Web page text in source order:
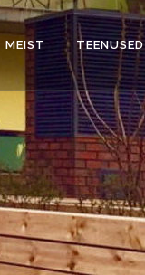
MEIST TEENUSED